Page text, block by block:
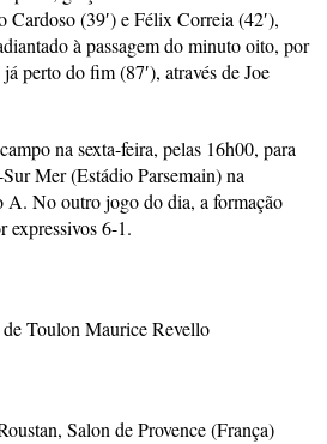
Cardoso (39′) e Félix Correia (42′),
à passagem do minuto oito, por
perto do fim (87′), através de Joe
na sexta-feira, pelas 16h00, para
Mer (Estádio Parsemain) na
A. No outro jogo do dia, a formação
expressivos 6-1.
Toulon Maurice Revello
Salon de Provence (França)